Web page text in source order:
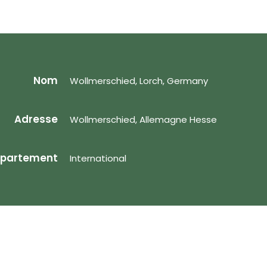
Nom Wollmerschied, Lorch, Germany
Adresse Wollmerschied, Allemagne Hesse
International